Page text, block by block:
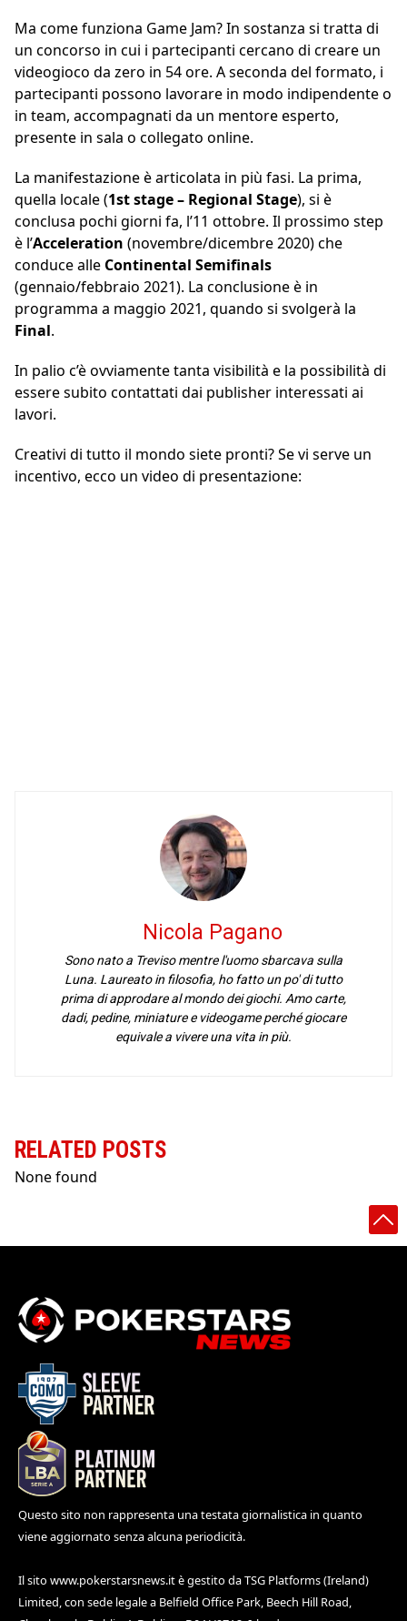
Ma come funziona Game Jam? In sostanza si tratta di
un concorso in cui i partecipanti cercano di creare un
videogioco da zero in 54 ore. A seconda del formato, i
partecipanti possono lavorare in modo indipendente o
in team, accompagnati da un mentore esperto,
presente in sala o collegato online.
La manifestazione è articolata in più fasi. La prima,
quella locale (1st stage – Regional Stage), si è
conclusa pochi giorni fa, l’11 ottobre. Il prossimo step
è l’Acceleration (novembre/dicembre 2020) che
conduce alle Continental Semifinals
(gennaio/febbraio 2021). La conclusione è in
programma a maggio 2021, quando si svolgerà la
Final.
In palio c’è ovviamente tanta visibilità e la possibilità di
essere subito contattati dai publisher interessati ai
lavori.
Creativi di tutto il mondo siete pronti? Se vi serve un
incentivo, ecco un video di presentazione:
Nicola Pagano
Sono nato a Treviso mentre l'uomo sbarcava sulla
Luna. Laureato in filosofia, ho fatto un po' di tutto
prima di approdare al mondo dei giochi. Amo carte,
dadi, pedine, miniature e videogame perché giocare
equivale a vivere una vita in più.
RELATED POSTS
None found
Questo sito non rappresenta una testata giornalistica in quanto
viene aggiornato senza alcuna periodicità.
Il sito www.pokerstarsnews.itè gestito da TSG Platforms (Ireland)
Limited, con sede legale a Belfield Office Park, Beech Hill Road,